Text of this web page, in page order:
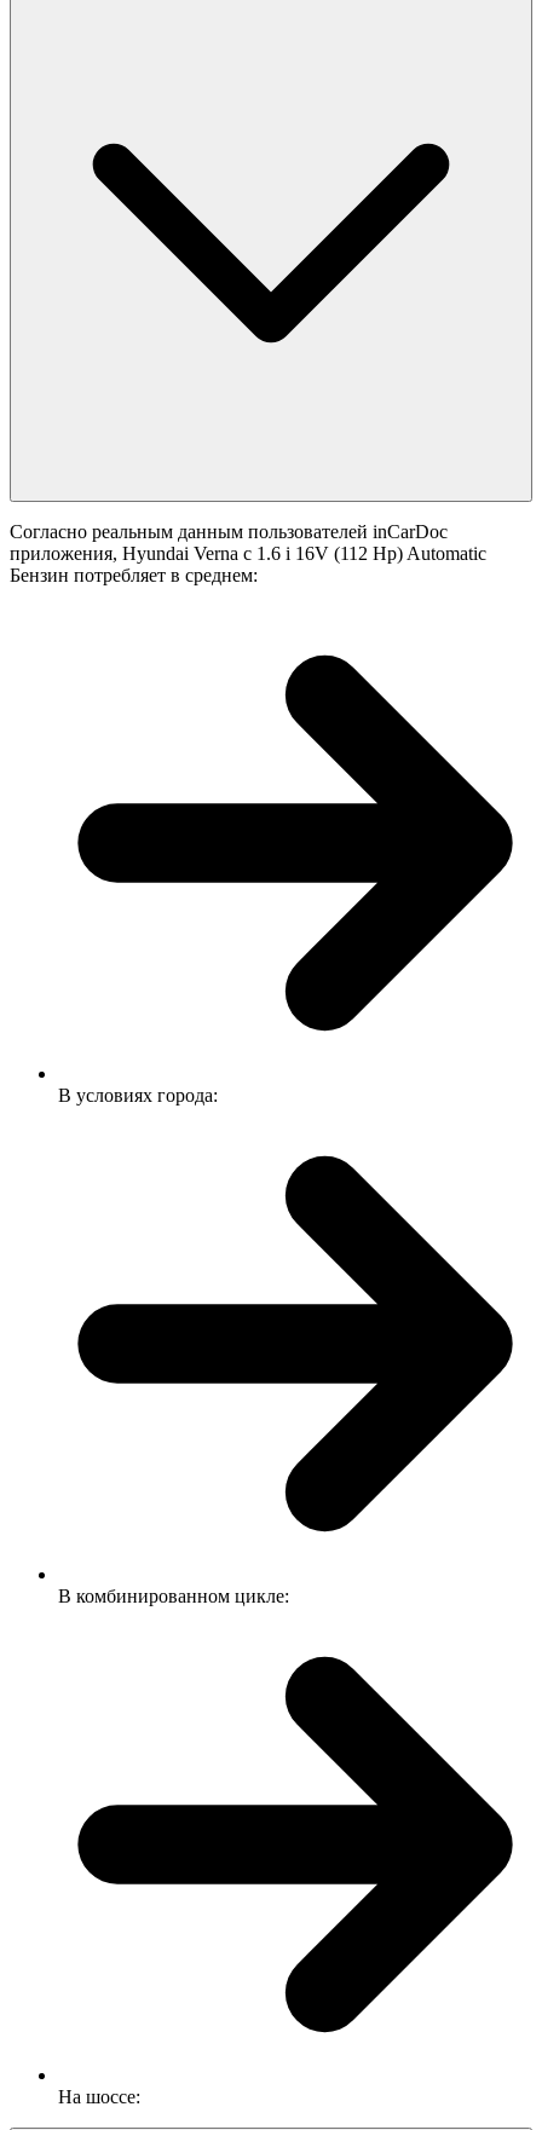
Согласно реальным данным пользователей inCarDoc
приложения, Hyundai Verna с 1.6 i 16V (112 Hp) Automatic
Бензин потребляет в среднем:
В условиях города:
В комбинированном цикле:
На шоссе: